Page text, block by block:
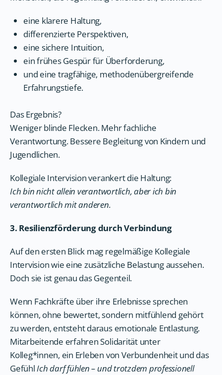
eine klarere Haltung,
differenzierte Perspektiven,
eine sichere Intuition,
ein frühes Gespür für Überforderung,
und eine tragfähige, methodenübergreifende
Erfahrungstiefe.
Das Ergebnis?
Weniger blinde Flecken. Mehr fachliche
Verantwortung. Bessere Begleitung von Kindern und
Jugendlichen.
Kollegiale Intervision verankert die Haltung:
Ich bin nicht allein verantwortlich, aber ich bin
verantwortlich mit anderen.
3. Resilienzförderung durch Verbindung
Auf den ersten Blick mag regelmäßige Kollegiale
Intervision wie eine zusätzliche Belastung aussehen.
Doch sie ist genau das Gegenteil.
Wenn Fachkräfte über ihre Erlebnisse sprechen
können, ohne bewertet, sondern mitfühlend gehört
zu werden, entsteht daraus emotionale Entlastung.
Mitarbeitende erfahren Solidarität unter
Kolleg*innen, ein Erleben von Verbundenheit und das
GefühlIch darf fühlen – und trotzdem professionell